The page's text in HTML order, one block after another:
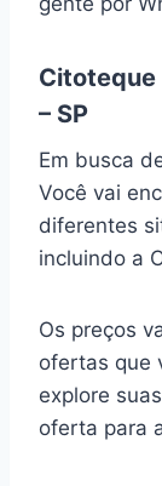
Citoteque
– SP
Em busca
Você vai
diferentes
incluindo a
Os preços
ofertas que
explore
oferta para